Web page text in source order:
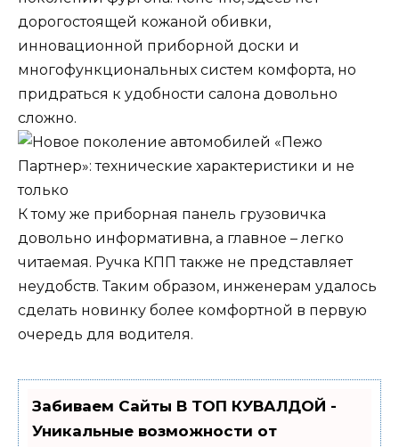
дорогостоящей кожаной обивки,
инновационной приборной доски и
многофункциональных систем комфорта, но
придраться к удобности салона довольно
сложно.
К тому же приборная панель грузовичка
довольно информативна, а главное – легко
читаемая. Ручка КПП также не представляет
неудобств. Таким образом, инженерам удалось
сделать новинку более комфортной в первую
очередь для водителя.
Забиваем Сайты В ТОП КУВАЛДОЙ -
Уникальные возможности от